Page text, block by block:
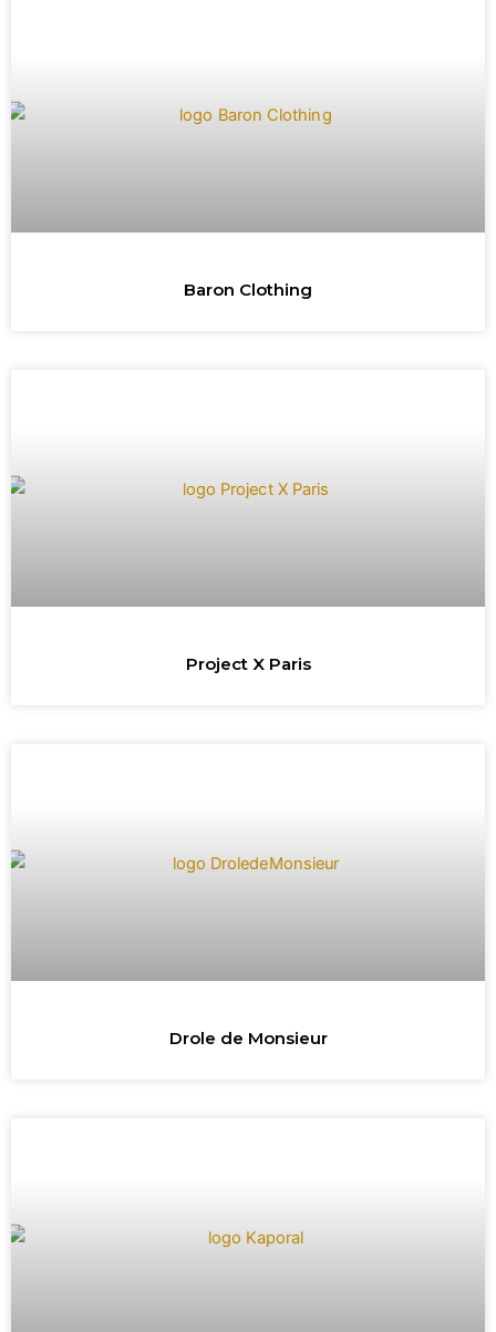
Baron Clothing
Project X Paris
Drole de Monsieur